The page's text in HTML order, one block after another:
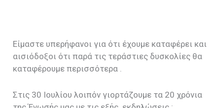
Είμαστε υπερήφανοι για ότι έχουμε καταφέρει και
αισιόδοξοι ότι παρά τις τεράστιες δυσκολίες θα
καταφέρουμε περισσότερα .
Στις 30 Ιουλίου λοιπόν γιορτάζουμε τα 20 χρόνια